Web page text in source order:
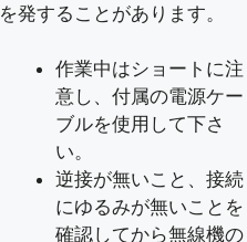
を発することがあります。
作業中はショートに注
意し、付属の電源ケー
ブルを使用して下さ
い。
逆接が無いこと、接続
にゆるみが無いことを
確認してから無線機の